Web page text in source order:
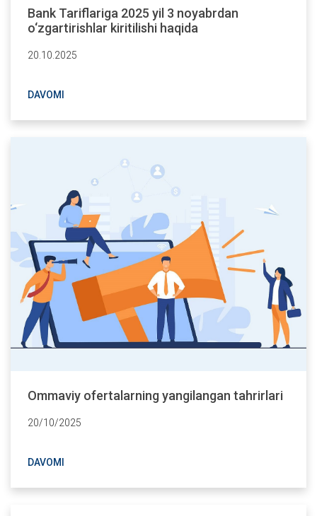
Bank Tariflariga 2025 yil 3 noyabrdan
o‘zgartirishlar kiritilishi haqida
20.10.2025
DAVOMI
Ommaviy ofertalarning yangilangan tahrirlari
20/10/2025
DAVOMI